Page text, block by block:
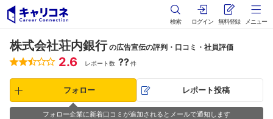
検索 ログイン 無料登録 メニュー
株式会社荘内銀行 の広告宣伝の評判・口コミ・社員評価
2.6 レポート数 ??件
フォロー レポート投稿
フォロー企業に新着口コミが追加されるとメールで通知します